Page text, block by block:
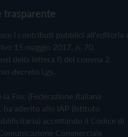
trasparente
i contributi pubblici all'editoria
15 maggio 2017, n. 70.
della lettera f) del comma 2
decreto Lgs.
Fisc (Federazione Italiana
ha aderito allo IAP (Istituto
accettando il Codice di
Commerciale